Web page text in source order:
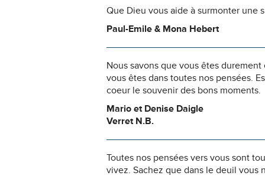
Que Dieu vous aide à surmonter une
Paul-Emile & Mona Hebert
Nous savons que vous êtes
vous êtes dans toutes nos pensées.
coeur le souvenir des bons moments.
Mario et Denise Daigle
Verret N.B.
Toutes nos pensées vers vous sont
vivez. Sachez que dans le deuil vous